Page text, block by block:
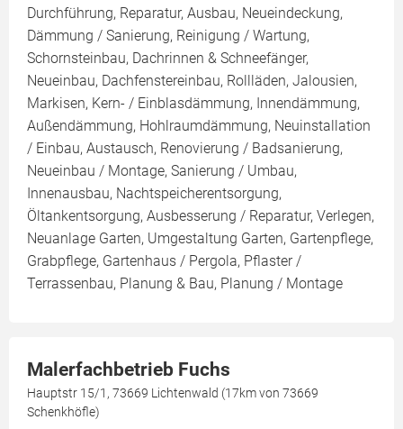
Durchführung, Reparatur, Ausbau, Neueindeckung,
Dämmung / Sanierung, Reinigung / Wartung,
Schornsteinbau, Dachrinnen & Schneefänger,
Neueinbau, Dachfenstereinbau, Rollläden, Jalousien,
Markisen, Kern- / Einblasdämmung, Innendämmung,
Außendämmung, Hohlraumdämmung, Neuinstallation
/ Einbau, Austausch, Renovierung / Badsanierung,
Neueinbau / Montage, Sanierung / Umbau,
Innenausbau, Nachtspeicherentsorgung,
Öltankentsorgung, Ausbesserung / Reparatur, Verlegen,
Neuanlage Garten, Umgestaltung Garten, Gartenpflege,
Grabpflege, Gartenhaus / Pergola, Pflaster /
Terrassenbau, Planung & Bau, Planung / Montage
Malerfachbetrieb Fuchs
Hauptstr 15/1, 73669 Lichtenwald (17km von 73669
Schenkhöfle)